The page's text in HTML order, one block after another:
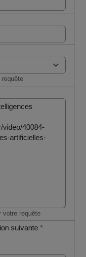
votre requête
suivante*